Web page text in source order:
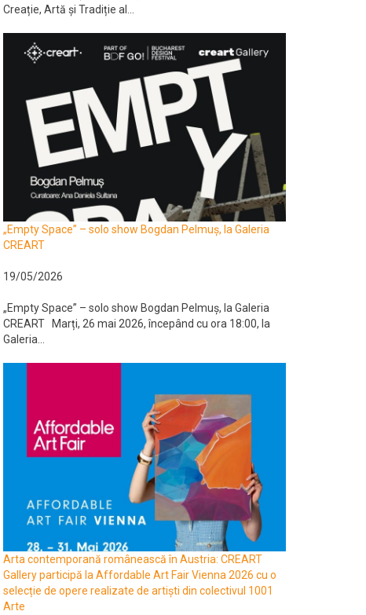
Creație, Artă și Tradiție al...
„Empty Space” – solo show Bogdan Pelmuș, la Galeria
CREART
19/05/2026
„Empty Space” – solo show Bogdan Pelmuș, la Galeria
CREART Marți, 26 mai 2026, începând cu ora 18:00, la
Galeria...
Arta contemporană românească în Austria: CREART
Gallery participă la Affordable Art Fair Vienna 2026 cu o
selecție de opere realizate de artiști din colectivul 1001
Arte